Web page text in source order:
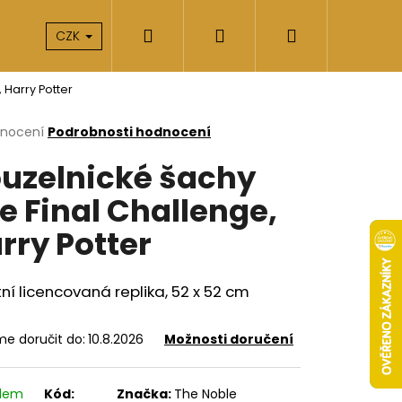
O nás
CZK Přihlášení
Harry Potter
Podrobnosti hodnocení
šachy
Final Challenge,
Potter
licencovaná replika, 52 x 52 cm
doručit do: 10.8.2026 Možnosti doručení
Kód:
Značka: The Noble
Následující